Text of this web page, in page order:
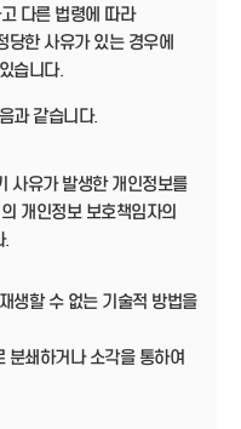
다른 법령에 따라
당한 사유가 있는 경우에
습니다.
과 같습니다.
사유가 발생한 개인정보를
개인정보 보호책임자의
.
생할 수 없는 기술적 방법을
분쇄하거나 소각을 통하여